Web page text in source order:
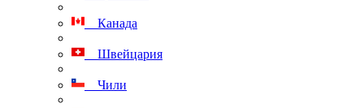
Канада
Швейцария
Чили